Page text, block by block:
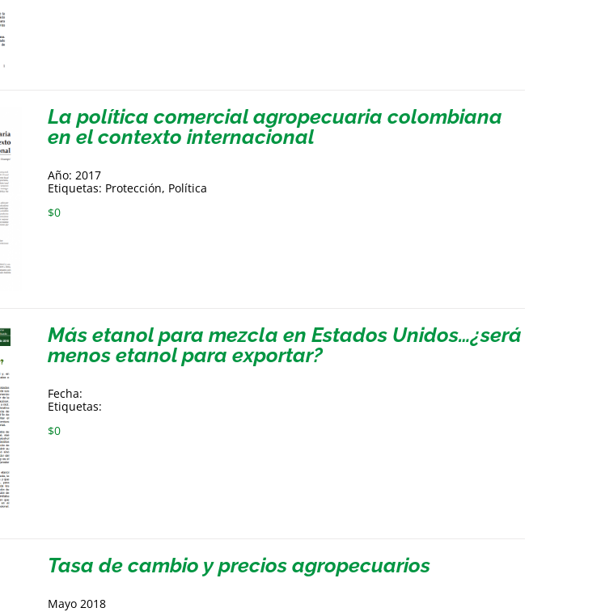
La política comercial agropecuaria colombiana
en el contexto internacional
Año: 2017
Etiquetas: Protección, Política
$0
Más etanol para mezcla en Estados Unidos…¿será
menos etanol para exportar?
Fecha:
Etiquetas:
$0
Tasa de cambio y precios agropecuarios
Mayo 2018